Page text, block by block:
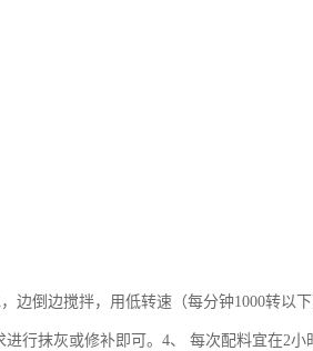
边倒边搅拌，用低转速（每分钟1000转以
行抹灰或修补即可。4、 每次配料宜在2小